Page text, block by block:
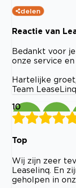
delen
Reactie van
Bedankt voor
onze service
Hartelijke groet,
Team LeaseLinq
10
Top
Wij zijn zeer
Leaselinq. En
geholpen in